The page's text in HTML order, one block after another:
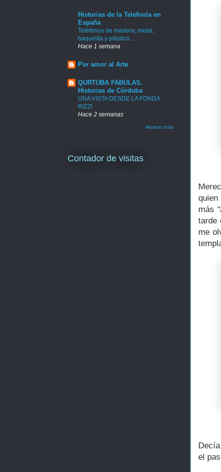
más
tarde
me
el
Historias de la Telefonía en
España
Teléfonos de madera, metal,
baquelita y plástico…
Hace 1 semana
Por amor al Arte
QURTUBA FABULAS.
Historias de Córdoba
UNA VISTA DESDE LA FONDA
RIZZI
Hace 2 semanas
Mostrar todo
Contador de visitas